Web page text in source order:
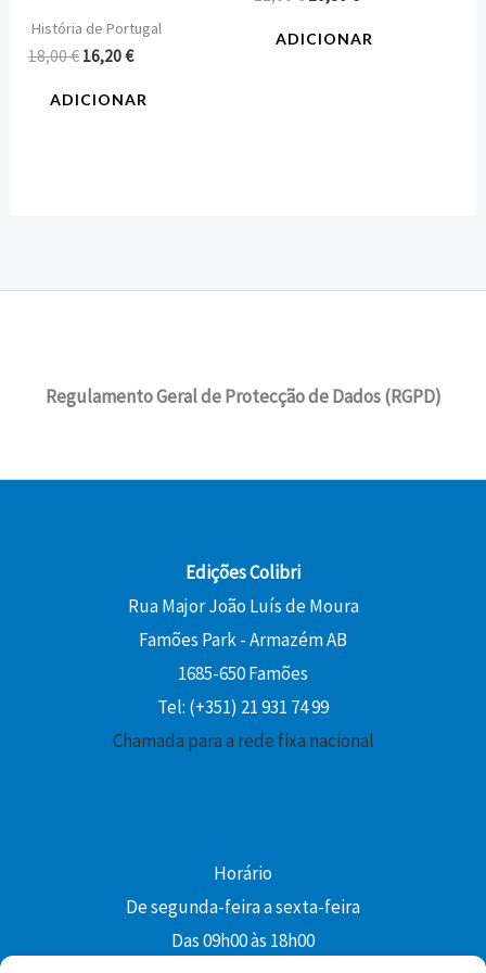
História de Portugal
18,00€ 16,20€
ADICIONAR
ADICIONAR
Regulamento Geral de Protecção de Dados (RGPD)
Edições Colibri
Rua Major João Luís de Moura
Famões Park - Armazém AB
1685-650 Famões
Tel: (+351) 21 931 74 99
Chamada para a rede fixa nacional
Horário
De segunda-feira a sexta-feira
Das 09h00 às 18h00